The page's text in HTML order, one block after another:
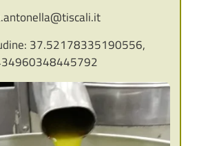
37.52178335190556,